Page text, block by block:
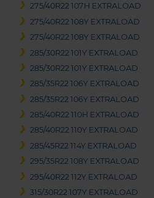
275/40R22 107H EXTRALOAD
275/40R22 108Y EXTRALOAD
275/40R22 108Y EXTRALOAD
285/30R22 101Y EXTRALOAD
285/30R22 101Y EXTRALOAD
285/35R22 106Y EXTRALOAD
285/35R22 106Y EXTRALOAD
285/40R22 110H EXTRALOAD
285/40R22 110Y EXTRALOAD
285/45R22 114Y EXTRALOAD
295/35R22 108Y EXTRALOAD
295/40R22 112Y EXTRALOAD
315/30R22 107Y EXTRALOAD